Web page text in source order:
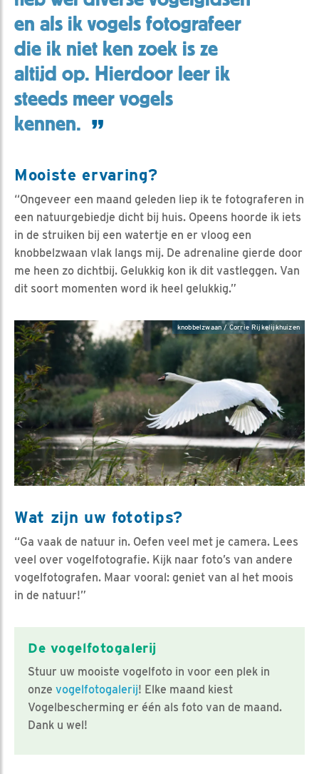
en als ik vogels fotografeer
die ik niet ken zoek is ze
altijd op. Hierdoor leer ik
steeds meer vogels
kennen.
Mooiste ervaring?
“Ongeveer een maand geleden liep ik te fotograferen in
een natuurgebiedje dicht bij huis. Opeens hoorde ik iets
in de struiken bij een watertje en er vloog een
knobbelzwaan vlak langs mij. De adrenaline gierde door
me heen zo dichtbij. Gelukkig kon ik dit vastleggen. Van
dit soort momenten word ik heel gelukkig.”
knobbelzwaan / Corrie Rijkelijkhuizen
Wat zijn uw fototips?
“Ga vaak de natuur in. Oefen veel met je camera. Lees
veel over vogelfotografie. Kijk naar foto’s van andere
vogelfotografen. Maar vooral: geniet van al het moois
in de natuur!”
De vogelfotogalerij
Stuur uw mooiste vogelfoto in voor een plek in
onze vogelfotogalerij! Elke maand kiest
Vogelbescherming er één als foto van de maand.
Dank u wel!